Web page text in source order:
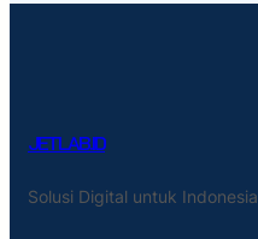
JETLAB.ID
Solusi Digital untuk Indonesia